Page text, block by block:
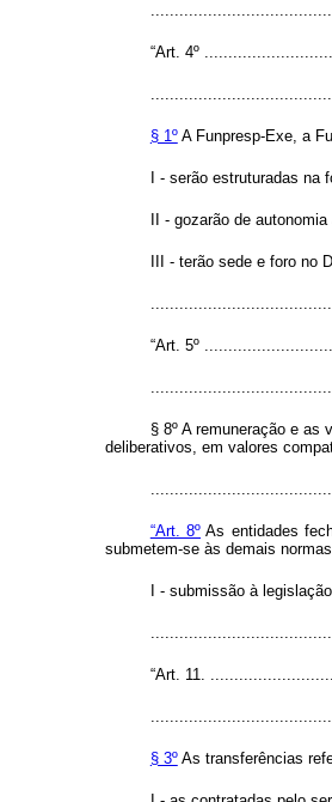
“Art. 4º
§ 1ºA Funpresp-Exe, a
I - serão estruturadas
II - gozarão de
III - terão sede e foro no
“Art. 5º
§ 8º A remuneração e
deliberativos, em valores
“Art. 8º As entidades
submetem-se às demais
I - submissão à
“Art. 11.
§ 3ºAs transferências